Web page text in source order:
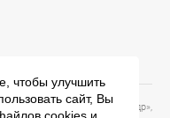
ЦП ИС АО «ПКК Миландр»,
чтобы улучшить
сайт, Вы